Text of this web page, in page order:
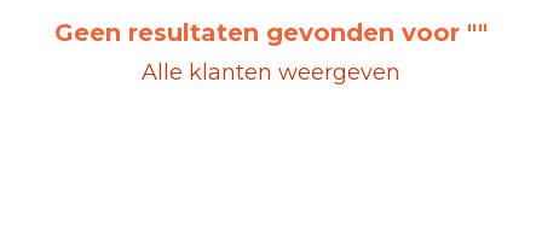
Geen resultaten gevonden voor ""
Alle klanten weergeven